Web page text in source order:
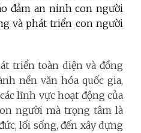
đảm an ninh con người
và phát triển con người
triển toàn diện và đồng
nền văn hóa quốc gia,
lĩnh vực hoạt động của
người mà trọng tâm là
lối sống, đến xây dựng